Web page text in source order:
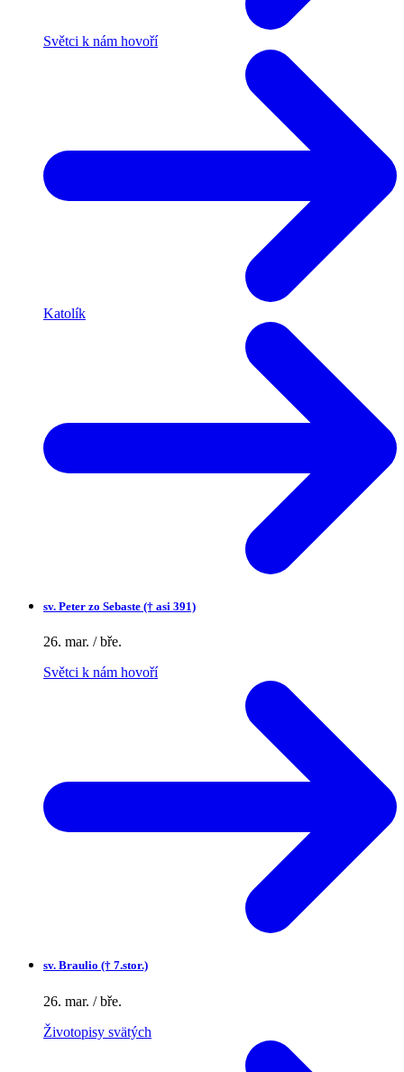
Světci k nám hovoří
Katolík
sv. Peter zo Sebaste († asi 391)
26. mar. / bře.
Světci k nám hovoří
sv. Braulio († 7.stor.)
26. mar. / bře.
Životopisy svätých